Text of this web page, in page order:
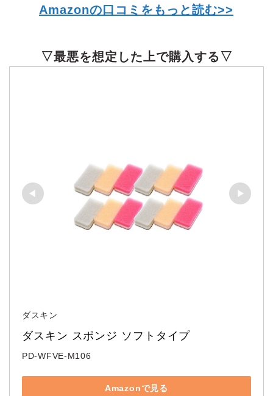
Amazonの口コミをもっと読む>>
▽最悪を想定した上で購入する▽
ダスキン
ダスキン スポンジ ソフトタイプ
PD-WFVE-M106
Amazonで見る